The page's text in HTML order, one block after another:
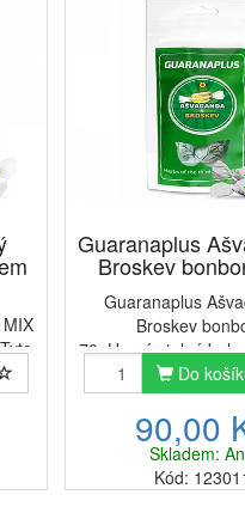
+
Guaranaplus
Broskev
Guaranaplus
Broskev
70gUzavíratelné
pro jednodušší
práce nebo na
cukr, glukozový
Ašvaganda (2%),
Do
90,00
Skladem:
Kód: